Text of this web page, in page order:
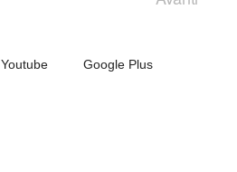
Youtube Google Plus